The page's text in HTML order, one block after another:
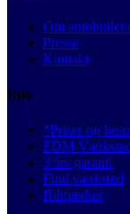
Om
Presse
Kontakt
Info
*Priser og
FDM
3 års garanti
Find værksted
Bilmærker